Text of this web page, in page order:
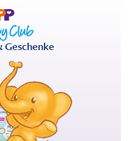
Geschenke